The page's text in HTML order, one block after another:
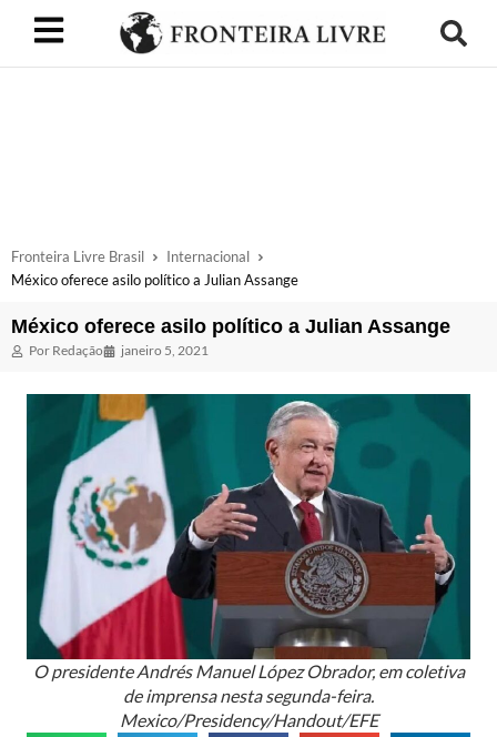
Fronteira Livre Brasil
Internacional
México oferece asilo político a Julian Assange
México oferece asilo político a Julian Assange
Por Redação janeiro 5, 2021
O presidente Andrés Manuel López Obrador, em coletiva
de imprensa nesta segunda-feira.
Mexico/Presidency/Handout/EFE